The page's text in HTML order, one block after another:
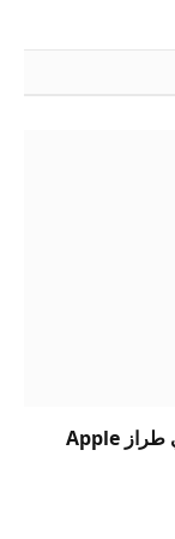
iPhone Ultra قادم: ست ميزات جديدة في طراز Apple